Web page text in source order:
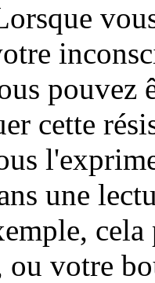
pouvez
cette
une
cela
ou votre